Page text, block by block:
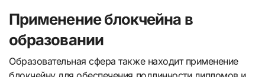
Применение блокчейна в
образовании
Образовательная сфера также находит применение